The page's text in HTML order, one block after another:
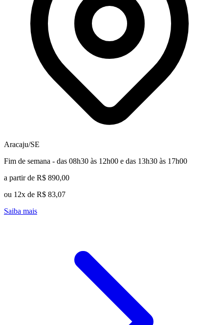
Aracaju/SE
Fim de semana - das 08h30 às 12h00 e das 13h30 às 17h00
a partir de R$ 890,00
ou 12x de R$ 83,07
Saiba mais